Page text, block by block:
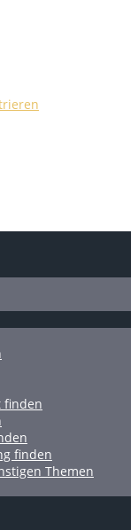
finden
finden
Themen